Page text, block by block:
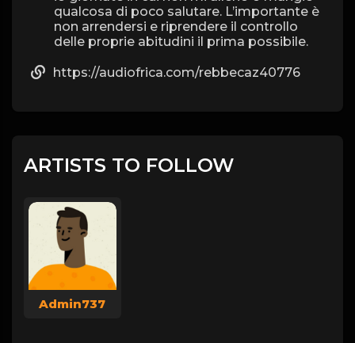
qualcosa di poco salutare. L’importante è
non arrendersi e riprendere il controllo
delle proprie abitudini il prima possibile.
https://audiofrica.com/rebbecaz40776
ARTISTS TO FOLLOW
Admin737